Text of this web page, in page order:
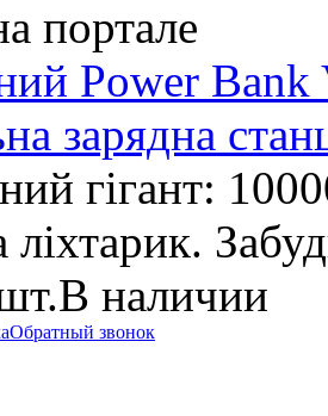
портале
Power
зарядна
гігант:
ліхтарик.
В наличии
Обратный звонок